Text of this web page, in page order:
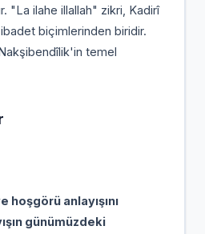
"La ilahe illallah" zikri, Kadirî
biçimlerinden biridir.
temel
hoşgörü anlayışını
günümüzdeki